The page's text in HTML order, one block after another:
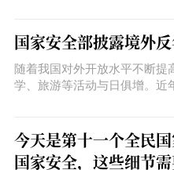
国家安全部披露境外
随着我国对外开放水平不断提
学、旅游等活动与日俱增。近
今天是第十一个全民
国家安全，这些细节